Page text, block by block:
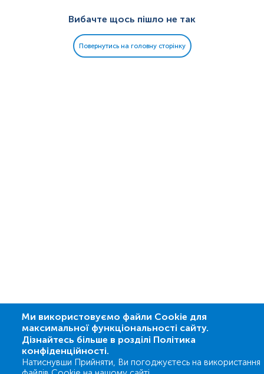
Вибачте щось пішло не так
Повернутись на головну сторінку
Ми використовуємо файли Cookie для
максимальної функціональності сайту.
Дізнайтесь більше в розділі Політика
конфіденційності.
Натиснувши Прийняти, Ви погоджуєтесь на використання